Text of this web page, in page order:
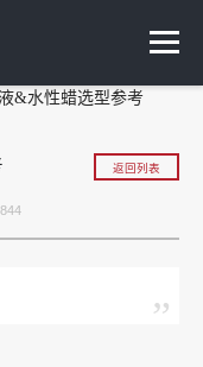
&水性蜡选型参考
返回列表
”